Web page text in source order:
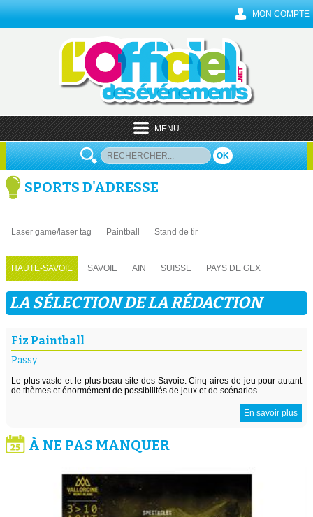
MON COMPTE
MENU
OK
SPORTS D'ADRESSE
Laser game/laser tag Paintball Stand de tir
HAUTE-SAVOIE SAVOIE AIN SUISSE PAYS DE GEX
LA SÉLECTION DE LA RÉDACTION
Fiz Paintball
Passy
Le plus vaste et le plus beau site des Savoie. Cinq aires de jeu pour autant
de thèmes et énormément de possibilités de jeux et de scénarios...
En savoir plus
À NE PAS MANQUER